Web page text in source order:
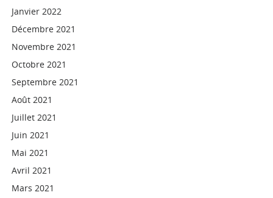
Janvier 2022
Décembre 2021
Novembre 2021
Octobre 2021
Septembre 2021
Août 2021
Juillet 2021
Juin 2021
Mai 2021
Avril 2021
Mars 2021